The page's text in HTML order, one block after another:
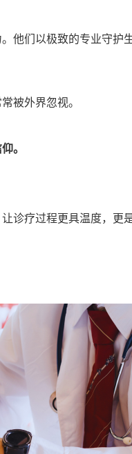
他们以极致的专业守护
被外界忽视。
。
疗过程更具温度，更